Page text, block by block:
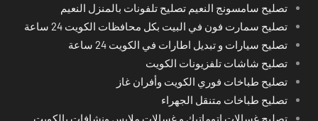
تصليح سامسونج النعيم تصليح تلفونات بالمنزل النعيم
تصليح سمارت فون في البيت بكل محافظات الكويت 24 ساعة
تصليح سيارات و تبديل اطارات في الكويت 24 ساعة
تصليح شاشات تلفزيونات الكويت
تصليح طباخات فوري الكويت وأفران غاز
تصليح طباخات متنقل الجهراء
تصليح غسالات اتوماتيك و غسالات ملابس ونشافات بالكويت